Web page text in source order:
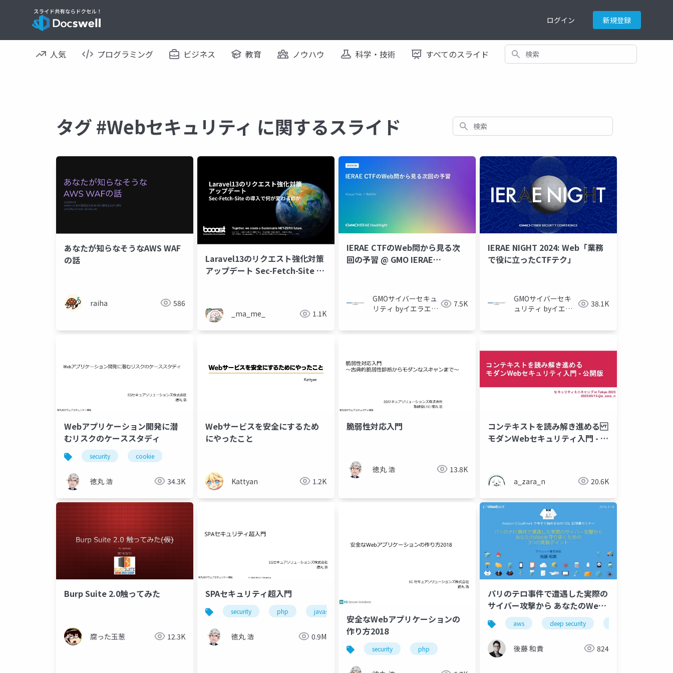
ログイン 新規登録
人気 プログラミング ビジネス 教育 ノウハウ 科学・技術 すべてのスライド 検索
タグ #Webセキュリティ に関するスライド 検索
あなたが知らなそうなAWS WAF
の話
raiha 586
Laravel13のリクエスト強化対策
アップデート Sec-Fetch-Site の
_ma_me_ 1.1K
IERAE CTFのWeb問から見る次
回の予習 @ GMO IERAE
GMOサイバーセキュ
リティ byイエラエ株
7.5K
IERAE NIGHT 2024: Web「業務
で役に立ったCTFテク」
GMOサイバーセキ
ュリティ byイエラ
38.1K
Webアプリケーション開発に潜
むリスクのケーススタディ
security cookie
徳丸 浩 34.3K
Webサービスを安全にするため
にやったこと
Kattyan 1.2K
脆弱性対応入門
徳丸 浩 13.8K
コンテキストを読み解き進める
モダンWebセキュリティ入門 - 公
a_zara_n 20.6K
Burp Suite 2.0触ってみた
腐った玉葱 12.3K
SPAセキュリティ超入門
security php javascript
徳丸 浩 0.9M
安全なWebアプリケーションの
作り方2018
security php
パリのテロ事件で遭遇した実際の
サイバー攻撃から あなたのWeb
を守り抜くための 3つの実装ポイ
ント
aws deep security
後藤 和貴 824